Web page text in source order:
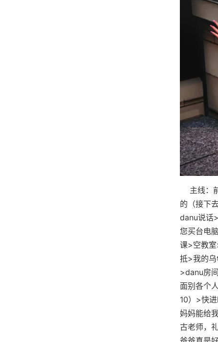
主线：
的（接下
danu说话
您买台电
课>空教
抵>我的
>danu房
面别各个
10）>快
妈妈能给
古老师，